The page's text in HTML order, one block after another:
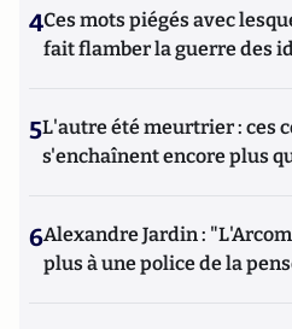
4Ces mots piégés avec
fait flamber la guerre des
5L'autre été meurtrier : ces
s'enchaînent encore plus
6Alexandre Jardin :
plus à une police de la